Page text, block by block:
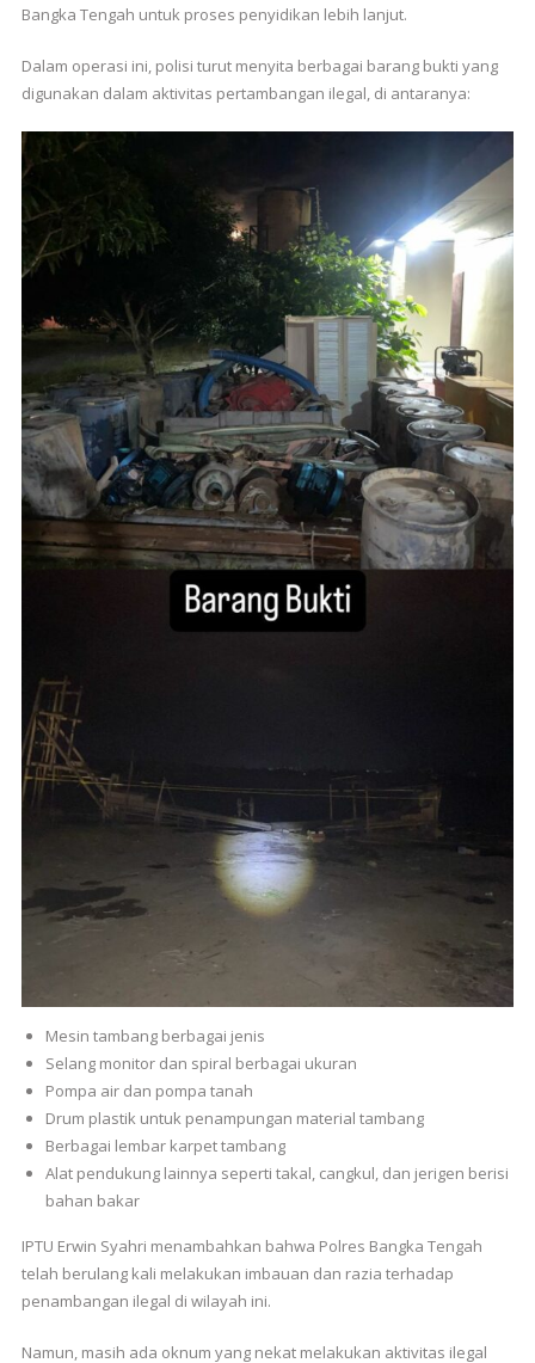
Bangka Tengah untuk proses penyidikan lebih lanjut.
Dalam operasi ini, polisi turut menyita berbagai barang bukti yang
digunakan dalam aktivitas pertambangan ilegal, di antaranya:
Mesin tambang berbagai jenis
Selang monitor dan spiral berbagai ukuran
Pompa air dan pompa tanah
Drum plastik untuk penampungan material tambang
Berbagai lembar karpet tambang
Alat pendukung lainnya seperti takal, cangkul, dan jerigen berisi
bahan bakar
IPTU Erwin Syahri menambahkan bahwa Polres Bangka Tengah
telah berulang kali melakukan imbauan dan razia terhadap
penambangan ilegal di wilayah ini.
Namun, masih ada oknum yang nekat melakukan aktivitas ilegal